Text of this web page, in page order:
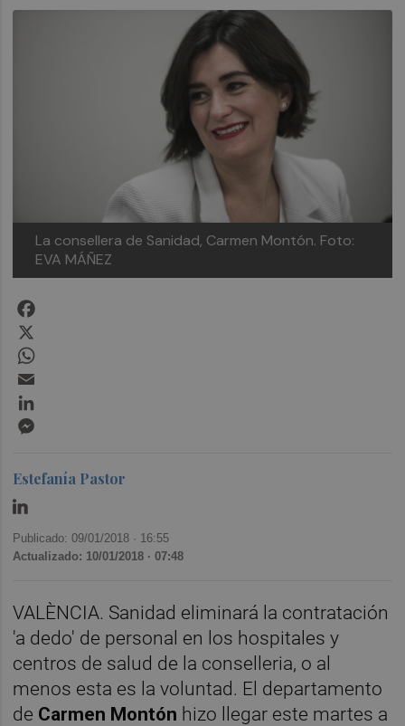
La consellera de Sanidad, Carmen Montón. Foto:
EVA MÁÑEZ
Estefanía Pastor
Publicado: 09/01/2018 · 16:55
Actualizado: 10/01/2018 · 07:48
VALÈNCIA. Sanidad eliminará la contratación
'a dedo' de personal en los hospitales y
centros de salud de la conselleria, o al
menos esta es la voluntad. El departamento
de Carmen Montón hizo llegar este martes a